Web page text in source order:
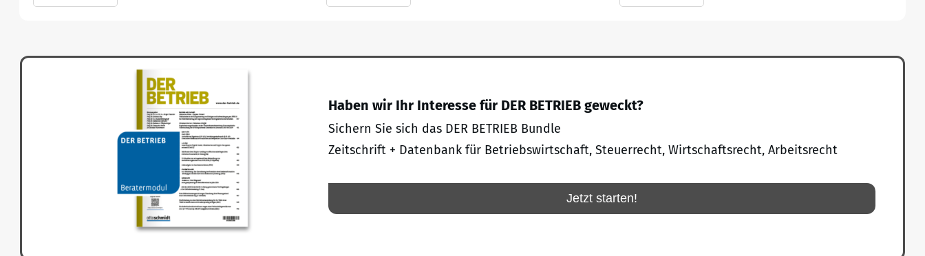
Haben wir Ihr Interesse für DER BETRIEB geweckt?
Sichern Sie sich das DER BETRIEB Bundle
Zeitschrift + Datenbank für Betriebswirtschaft, Steuerrecht, Wirtschaftsrecht, Arbeitsrecht
Jetzt starten!